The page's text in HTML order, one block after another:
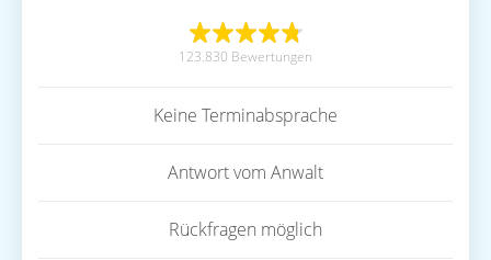
123.830 Bewertungen
Keine Terminabsprache
Antwort vom Anwalt
Rückfragen möglich